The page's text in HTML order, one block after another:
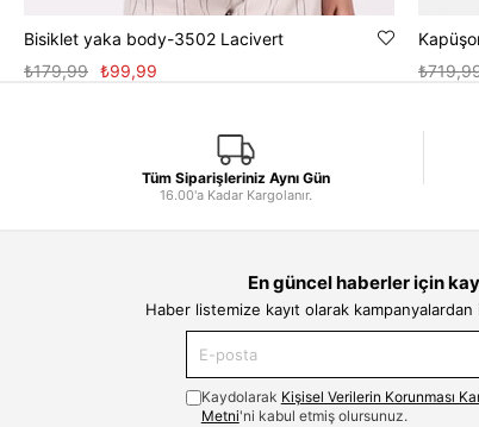
Bisiklet yaka body-3502 Lacivert
₺99,99
₺179,99
Tüm Siparişleriniz Aynı Gün
16.00'a Kadar Kargolanır.
En güncel haberler için
Haber listemize kayıt olarak
Kaydolarak Kişisel Verilerin Korunması
Metni'ni kabul etmiş olursunuz.